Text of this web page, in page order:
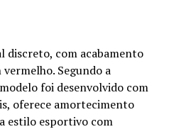
discreto, com acabamento
Segundo a
foi desenvolvido com
oferece amortecimento
estilo esportivo com